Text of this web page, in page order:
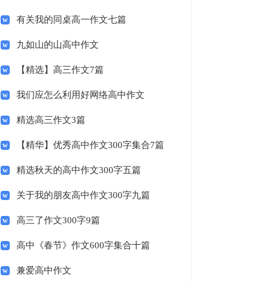
有关我的同桌高一作文七篇
九如山的山高中作文
【精选】高三作文7篇
我们应怎么利用好网络高中作文
精选高三作文3篇
【精华】优秀高中作文300字集合7篇
精选秋天的高中作文300字五篇
关于我的朋友高中作文300字九篇
高三了作文300字9篇
高中《春节》作文600字集合十篇
兼爱高中作文